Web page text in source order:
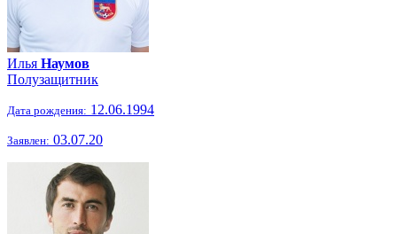
Илья Наумов
Полузащитник
Дата рождения: 12.06.1994
Заявлен: 03.07.20